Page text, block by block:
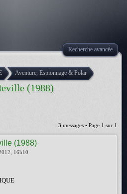
Recherche avancée
Aventure, Espionnage & Polar
(1988)
3 messages • Page 1 sur 1
(1988)
16h10